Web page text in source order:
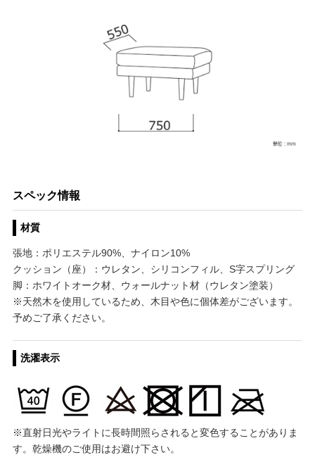
スペック情報
材質
張地：ポリエステル90%、ナイロン10%
クッション（座）：ウレタン、シリコンフィル、S字スプリング
脚：ホワイトオーク材、ウォールナット材（ウレタン塗装）
※天然木を使用しているため、木目や色に個体差がございます。
予めご了承ください。
洗濯表示
※直射日光やライトに長時間照らされると変色することがありま
す。乾燥機のご使用はお避け下さい。